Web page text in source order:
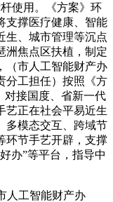
使用。《方案》环
支撑医疗健康、智能
生、城市管理等沉点
洲焦点区扶植，制定
（市人工智能财产办
分工担任）按照《方
对接国度、省新一代
艺正在社会平易近生
多模态交互、跨域节
环节手艺开辟，支撑
办”等平台，指导中
工智能财产办